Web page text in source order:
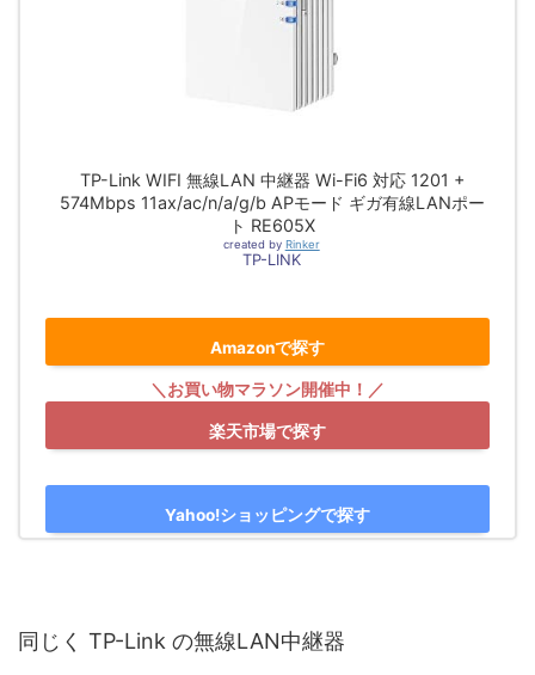
TP-Link WIFI 無線LAN 中継器 Wi-Fi6 対応 1201 +
574Mbps 11ax/ac/n/a/g/b APモード ギガ有線LANポー
ト RE605X
created by Rinker
TP-LINK
Amazonで探す
楽天市場で探す
Yahoo!ショッピングで探す
同じく TP-Link の無線LAN中継器